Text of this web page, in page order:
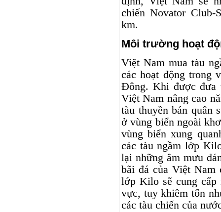
chiến Novator Club-
km.
Môi trường hoạt
ViệtNam mua tàu
các hoạt động trong
Đông. Khi được đưa
Việt Nam nâng cao
tàu thuyền bán quân
ở vùng biển ngoài
vùng biển xung
các tàu ngầm lớp
lại những âm mưu
bãi đá của ViệtNam
lớp Kilo sẽ cung cấp
vực, tuy khiêm tốn
các tàu chiến của